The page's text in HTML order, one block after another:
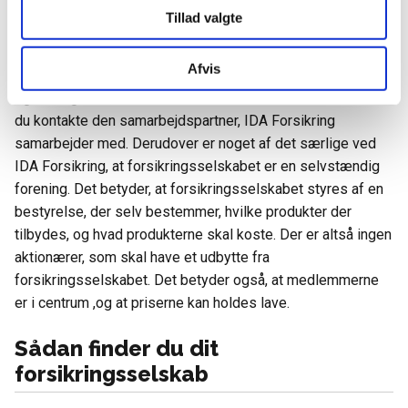
Tillad valgte
Afvis
Topdanmark, Mølholm Forsikring, FRIDA Forsikring Agentur,
Dansk Tandforsikring og ADIS om at udbyde forsikringer.
Når du søger råd og vejledning, er det altid IDA Forsikrings
du kontakte den samarbejdspartner, IDA Forsikring
samarbejder med. Derudover er noget af det særlige ved
IDA Forsikring, at forsikringsselskabet er en selvstændig
forening. Det betyder, at forsikringsselskabet styres af en
bestyrelse, der selv bestemmer, hvilke produkter der
tilbydes, og hvad produkterne skal koste. Der er altså ingen
aktionærer, som skal have et udbytte fra
forsikringsselskabet. Det betyder også, at medlemmerne
er i centrum ,og at priserne kan holdes lave.
Sådan finder du dit
forsikringsselskab